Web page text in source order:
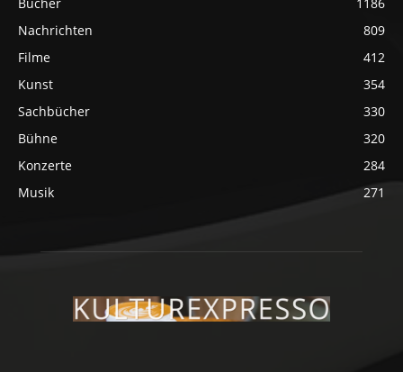
Bücher
1186
Nachrichten
809
Filme
412
Kunst
354
Sachbücher
330
Bühne
320
Konzerte
284
Musik
271